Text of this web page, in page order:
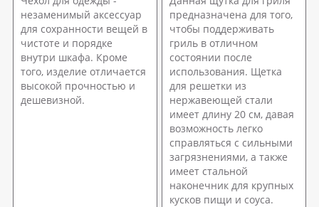
незаменимый аксессуар
для сохранности вещей в
чистоте и порядке
внутри шкафа. Кроме
того, изделие отличается
высокой прочностью и
дешевизной.
предназначена для того,
чтобы поддерживать
гриль в отличном
состоянии после
использования. Щетка
для решетки из
нержавеющей стали
имеет длину 20 см, давая
возможность легко
справляться с сильными
загрязнениями, а также
имеет стальной
наконечник для крупных
кусков пищи и соуса.